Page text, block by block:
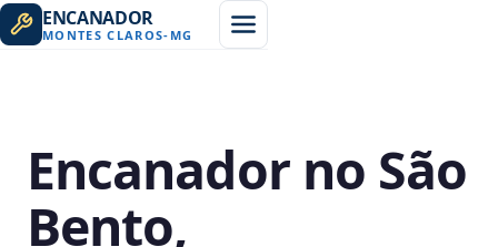
ENCANADOR
MONTES CLAROS- MG
Encanador no São
Bento,